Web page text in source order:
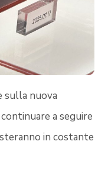
sulla nuova
a seguire
in costante